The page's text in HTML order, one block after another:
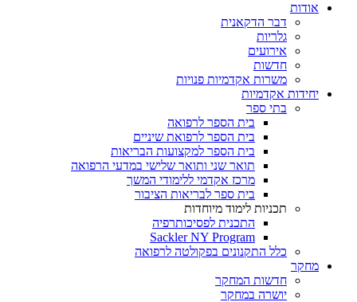
אודות
דבר הדקאנית
גלריות
אירועים
חדשות
משרות אקדמיות פנויות
יחידות אקדמיות
בתי ספר
בית הספר לרפואה
בית הספר לרפואת שיניים
בית הספר למקצועות הבריאות
תואר שני ותואר שלישי במדעי הרפואה
מרכז אקדמי ללימודי המשך
בית ספר לבריאות הציבור
תכניות לימוד מיוחדות
התכנית לפסיכותרפיה
Sackler NY Program
כלל התקנונים בפקולטה לרפואה
מחקר
חדשות המחקר
יושרה במחקר